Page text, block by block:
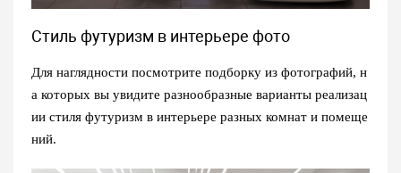
Стиль футуризм в интерьере фото
Для наглядности посмотрите подборку из фотографий, н
а которых вы увидите разнообразные варианты реализац
ии стиля футуризм в интерьере разных комнат и помеще
ний.